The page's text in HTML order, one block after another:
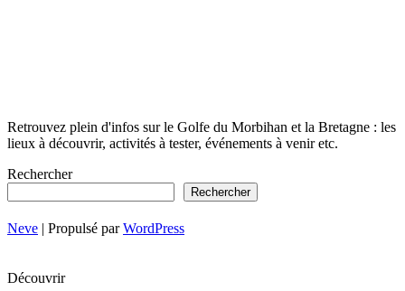
Retrouvez plein d'infos sur le Golfe du Morbihan et la Bretagne : les
lieux à découvrir, activités à tester, événements à venir etc.
Rechercher
Rechercher
Neve | Propulsé parWordPress
Découvrir